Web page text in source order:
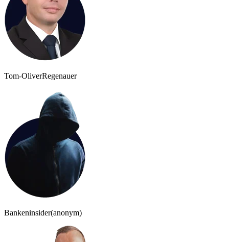
Tom-OliverRegenauer
Bankeninsider(anonym)